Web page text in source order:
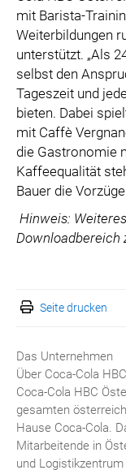
mit Barista-
Weiterbildungen
unterstützt. „Als
selbst den
Tageszeit und
bieten. Dabei
mit Caffè
die Gastronomie
Kaffeequalität
Bauer die
Hinweis:
Downloadbereich
Seite drucken
Das Unternehmen
Über Coca-Cola
Coca-Cola HBC
gesamten
Hause Coca-Cola.
Mitarbeitende in
und